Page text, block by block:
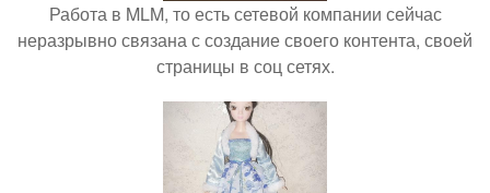
Работа в MLM, то есть сетевой компании сейчас
неразрывно связана с создание своего контента, своей
страницы в соц сетях.